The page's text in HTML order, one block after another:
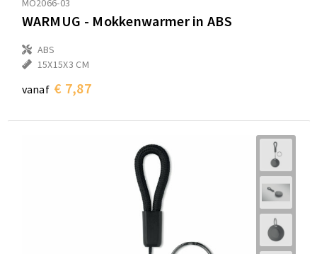
MO2066-03
WARMUG - Mokkenwarmer in ABS
ABS
15X15X3 CM
vanaf € 7,87